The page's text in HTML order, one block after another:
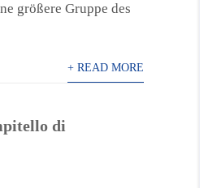
größere Gruppe des
+ READ MORE
di